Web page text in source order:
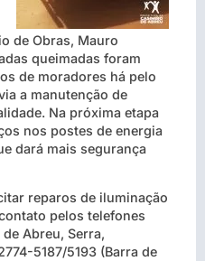
de Obras, Mauro
queimadas foram
de moradores há pelo
a manutenção de
Na próxima etapa
nos postes de energia
dará mais segurança
reparos de iluminação
pelos telefones
Abreu, Serra,
5187/5193 (Barra de